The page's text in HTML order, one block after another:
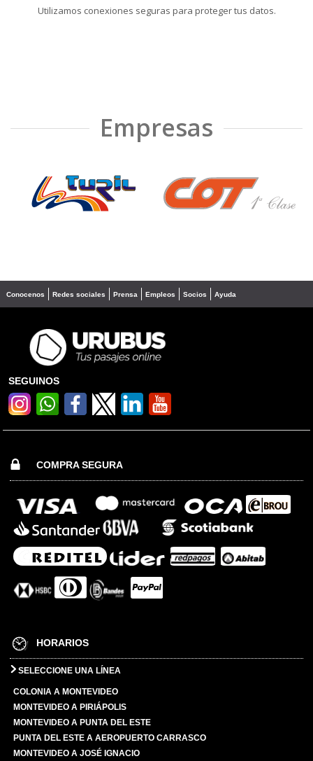
Utilizamos conexiones seguras para proteger tus datos.
Empresas
❮ ❯
Conocenos Redes sociales Prensa Empleos Socios Ayuda
SEGUINOS
COMPRA SEGURA
HORARIOS
SELECCIONE UNA LÍNEA
COLONIA A MONTEVIDEO
MONTEVIDEO A PIRIÁPOLIS
MONTEVIDEO A PUNTA DEL ESTE
PUNTA DEL ESTE A AEROPUERTO CARRASCO
MONTEVIDEO A JOSÉ IGNACIO